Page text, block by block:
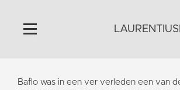
Home
Baflo was in een ver verleden een van